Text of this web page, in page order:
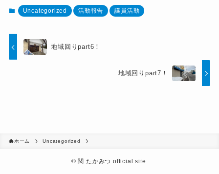
Uncategorized 活動報告 議員活動
地域回りpart6！
地域回りpart7！
ホーム Uncategorized
© 関 たかみつ official site.